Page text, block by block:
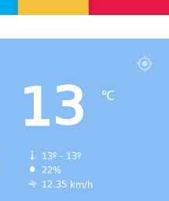
13 ℃
13º - 13º
22%
12.35 km/h